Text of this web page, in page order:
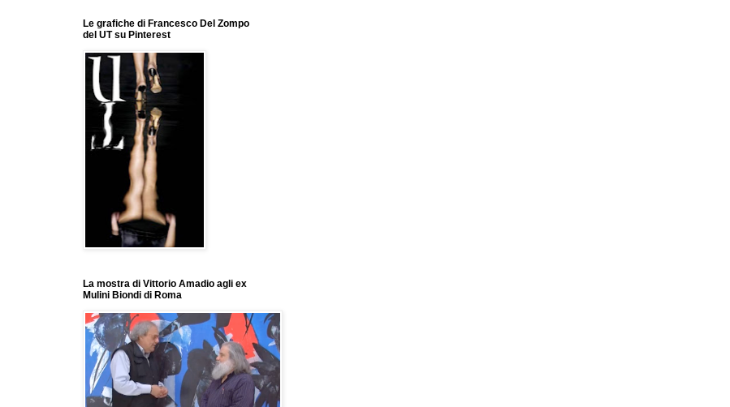
Le grafiche di Francesco Del Zompo
del UT su Pinterest
La mostra di Vittorio Amadio agli ex
Mulini Biondi di Roma